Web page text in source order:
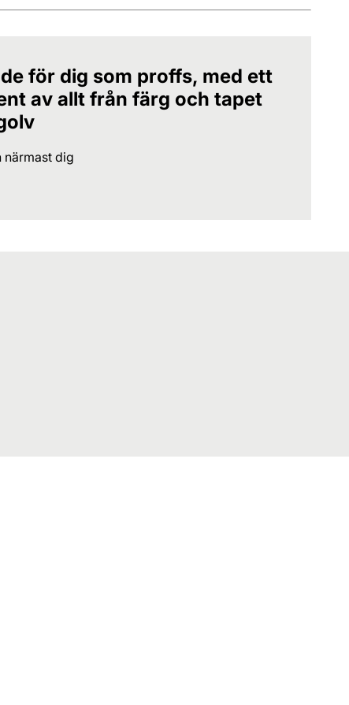
för dig som proffs, med ett
av allt från färg och tapet
närmast dig